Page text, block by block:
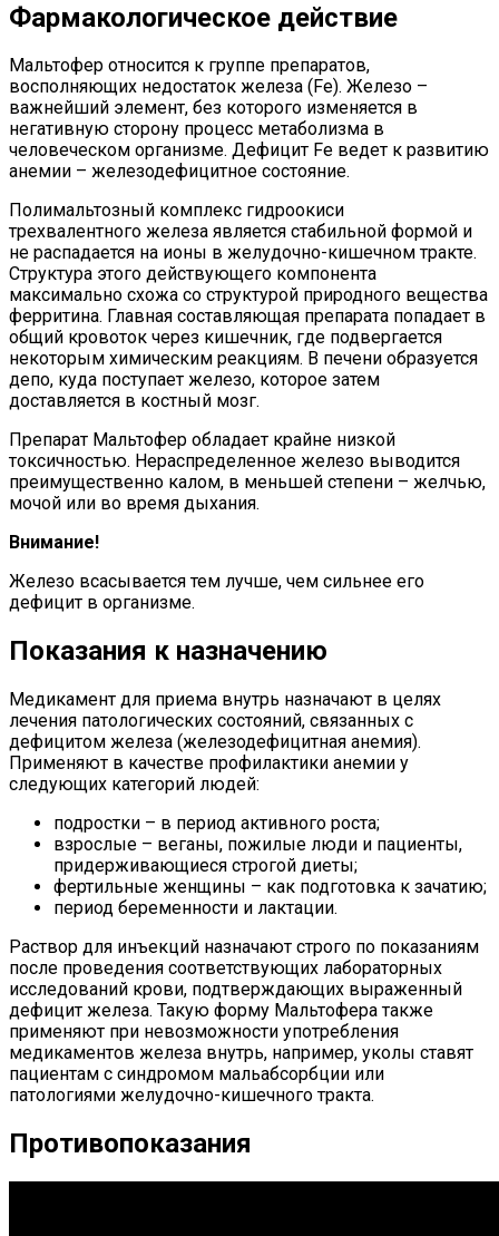
Фармакологическое действие
Мальтофер относится к группе препаратов,
восполняющих недостаток железа (Fe). Железо –
важнейший элемент, без которого изменяется в
негативную сторону процесс метаболизма в
человеческом организме. Дефицит Fe ведет к развитию
анемии – железодефицитное состояние.
Полимальтозный комплекс гидроокиси
трехвалентного железа является стабильной формой и
не распадается на ионы в желудочно-кишечном тракте.
Структура этого действующего компонента
максимально схожа со структурой природного вещества
ферритина. Главная составляющая препарата попадает в
общий кровоток через кишечник, где подвергается
некоторым химическим реакциям. В печени образуется
депо, куда поступает железо, которое затем
доставляется в костный мозг.
Препарат Мальтофер обладает крайне низкой
токсичностью. Нераспределенное железо выводится
преимущественно калом, в меньшей степени – желчью,
мочой или во время дыхания.
Внимание!
Железо всасывается тем лучше, чем сильнее его
дефицит в организме.
Показания к назначению
Медикамент для приема внутрь назначают в целях
лечения патологических состояний, связанных с
дефицитом железа (железодефицитная анемия).
Применяют в качестве профилактики анемии у
следующих категорий людей:
подростки – в период активного роста;
взрослые – веганы, пожилые люди и пациенты,
придерживающиеся строгой диеты;
фертильные женщины – как подготовка к зачатию;
период беременности и лактации.
Раствор для инъекций назначают строго по показаниям
после проведения соответствующих лабораторных
исследований крови, подтверждающих выраженный
дефицит железа. Такую форму Мальтофера также
применяют при невозможности употребления
медикаментов железа внутрь, например, уколы ставят
пациентам с синдромом мальабсорбции или
патологиями желудочно-кишечного тракта.
Противопоказания